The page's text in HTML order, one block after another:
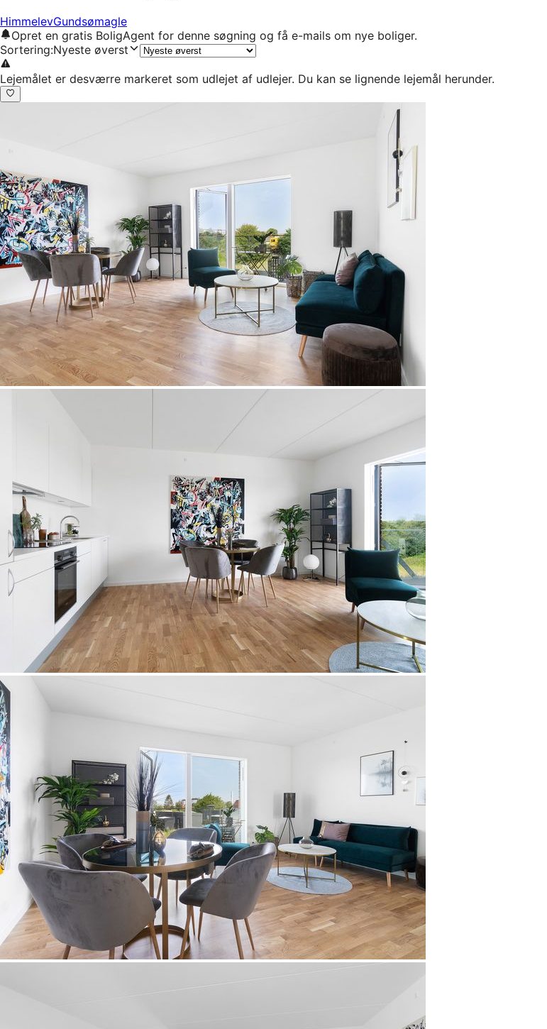
HimmelevGundsømagle
Opret en gratis BoligAgent for denne søgning og få e-mails om nye boliger.
Sortering:Nyeste øverst
Lejemålet er desværre markeret som udlejet af udlejer. Du kan se lignende lejemål herunder.